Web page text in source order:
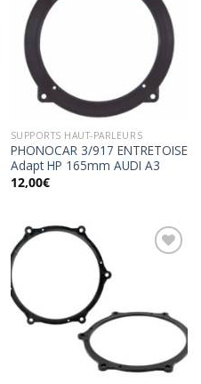
Ajouter
à la
wishlist
SUPPORTS HAUT-PARLEURS
PHONOCAR 3/917 ENTRETOISE
Adapt HP 165mm AUDI A3
12,00€
à la
wishlist